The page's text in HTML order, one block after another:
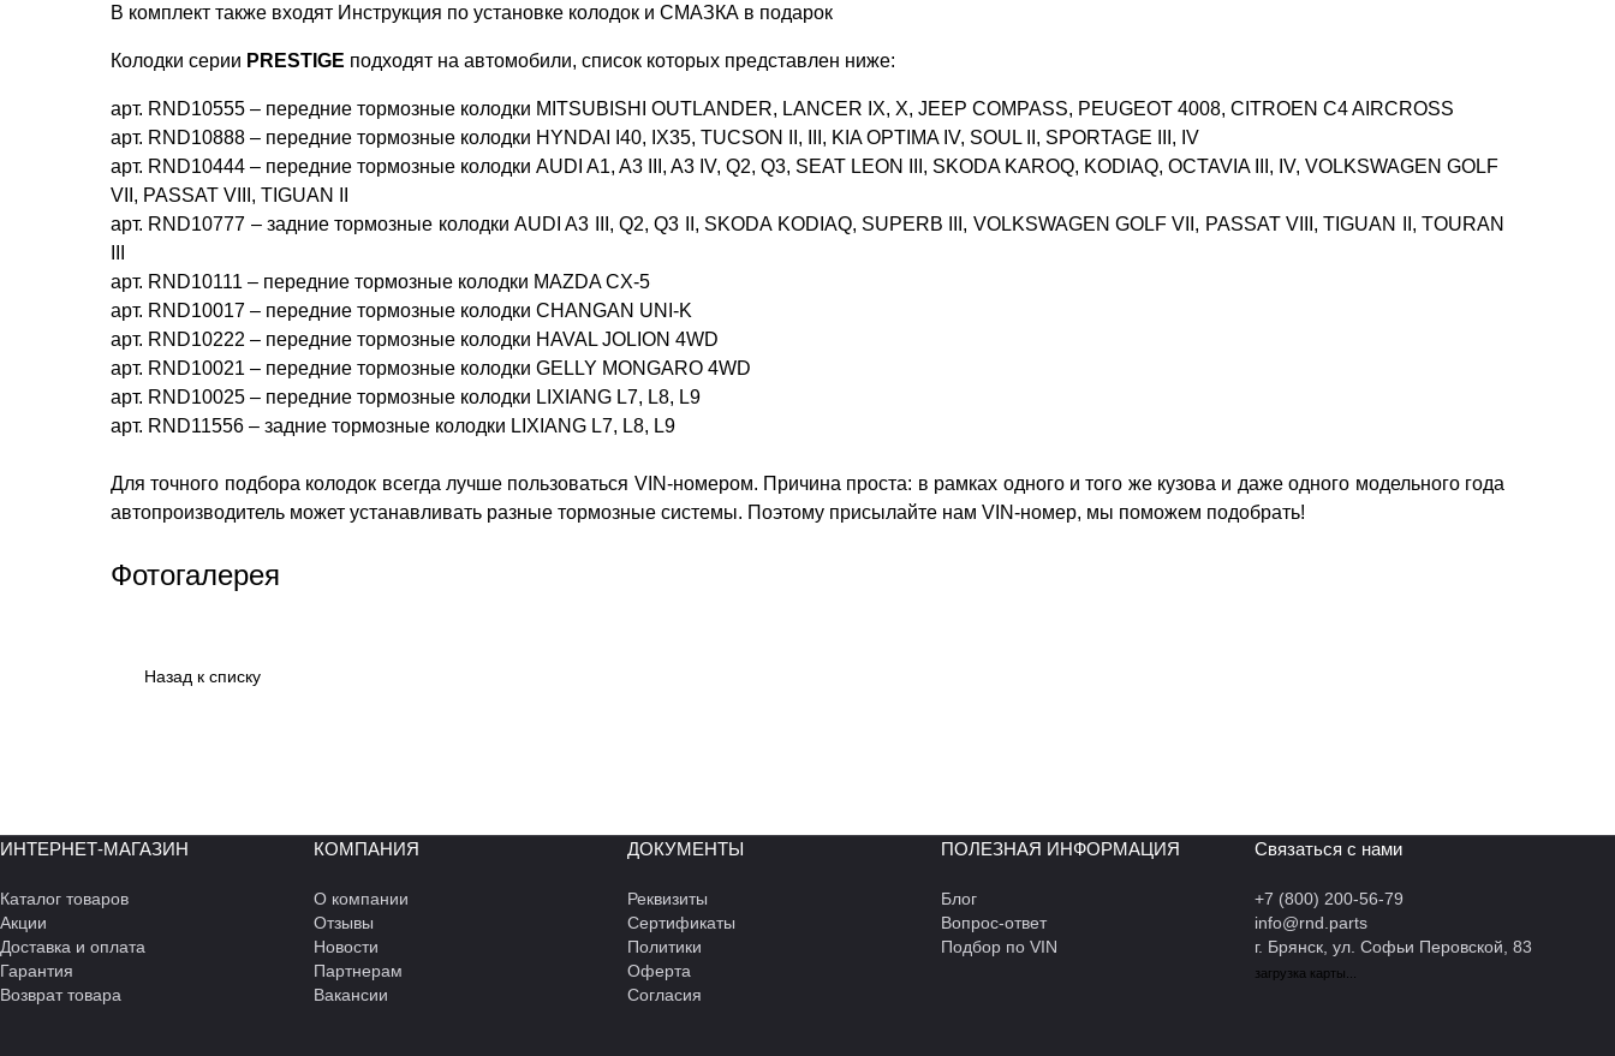
В комплект также входят Инструкция по установке колодок и СМАЗКА в подарок
Колодки серии PRESTIGE подходят на автомобили, список которых представлен ниже:
арт. RND10555 – передние тормозные колодки MITSUBISHI OUTLANDER, LANCER IX, X, JEEP COMPASS, PEUGEOT 4008, CITROEN C4 AIRCROSS
арт. RND10888 – передние тормозные колодки HYNDAI I40, IX35, TUCSON II, III, KIA OPTIMA IV, SOUL II, SPORTAGE III, IV
арт. RND10444 – передние тормозные колодки AUDI A1, A3 III, A3 IV, Q2, Q3, SEAT LEON III, SKODA KAROQ, KODIAQ, OCTAVIA III, IV, VOLKSWAGEN GOLF
VII, PASSAT VIII, TIGUAN II
арт. RND10777 – задние тормозные колодки AUDI A3 III, Q2, Q3 II, SKODA KODIAQ, SUPERB III, VOLKSWAGEN GOLF VII, PASSAT VIII, TIGUAN II, TOURAN
арт. RND10111 – передние тормозные колодки MAZDA CX-5
арт. RND10017 – передние тормозные колодки CHANGAN UNI-K
арт. RND10222 – передние тормозные колодки HAVAL JOLION 4WD
арт. RND10021 – передние тормозные колодки GELLY MONGARO 4WD
арт. RND10025 – передние тормозные колодки LIXIANG L7, L8, L9
арт. RND11556 – задние тормозные колодки LIXIANG L7, L8, L9
Для точного подбора колодок всегда лучше пользоваться VIN-номером. Причина проста: в рамках одного и того же кузова и даже одного модельного года
автопроизводитель может устанавливать разные тормозные системы. Поэтому присылайте нам VIN-номер, мы поможем подобрать!
Фотогалерея
Назад к списку
ИНТЕРНЕТ-МАГАЗИН
Каталог товаров
Акции
Доставка и оплата
Гарантия
Возврат товара
КОМПАНИЯ
О компании
Отзывы
Новости
Партнерам
Вакансии
ДОКУМЕНТЫ
Реквизиты
Сертификаты
Политики
Оферта
Согласия
ПОЛЕЗНАЯ ИНФОРМАЦИЯ
Блог
Вопрос-ответ
Подбор по VIN
Связаться с нами
+7 (800) 200-56-79
info@rnd.parts
г. Брянск, ул. Софьи Перовской, 83
загрузка карты...